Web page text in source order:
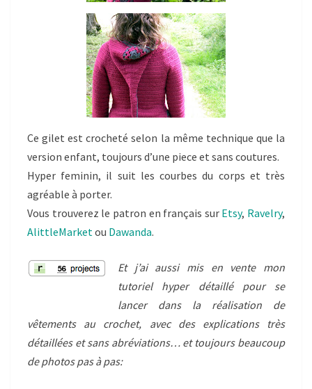
Ce gilet est crocheté selon la même technique que la
version enfant, toujours d’une piece et sans coutures.
Hyper feminin, il suit les courbes du corps et très
agréable à porter.
Vous trouverez le patron en français sur Etsy, Ravelry,
AlittleMarketou Dawanda.
Et j’ai aussi mis en vente mon
tutoriel hyper détaillé pour se
lancer dans la réalisation de
vêtements au crochet, avec des explications très
détaillées et sans abréviations… et toujours beaucoup
de photos pas à pas: